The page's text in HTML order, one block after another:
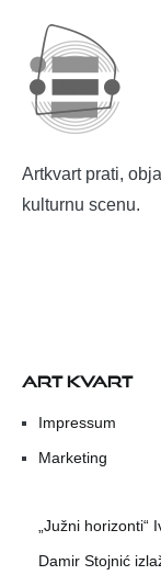
Artkvart prati,
kulturnu scenu.
ART KVART
Impressum
Marketing
„Južni
Damir Stojnić